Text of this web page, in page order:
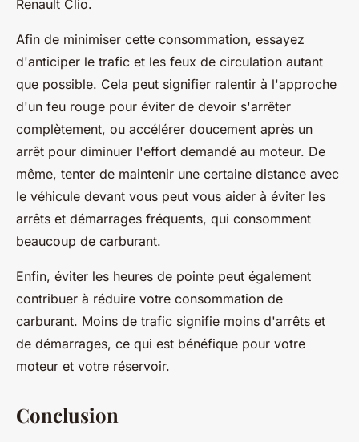
Renault Clio.
Afin de minimiser cette consommation, essayez
d'anticiper le trafic et les feux de circulation autant
que possible. Cela peut signifier ralentir à l'approche
d'un feu rouge pour éviter de devoir s'arrêter
complètement, ou accélérer doucement après un
arrêt pour diminuer l'effort demandé au moteur. De
même, tenter de maintenir une certaine distance avec
le véhicule devant vous peut vous aider à éviter les
arrêts et démarrages fréquents, qui consomment
beaucoup de carburant.
Enfin, éviter les heures de pointe peut également
contribuer à réduire votre consommation de
carburant. Moins de trafic signifie moins d'arrêts et
de démarrages, ce qui est bénéfique pour votre
moteur et votre réservoir.
Conclusion